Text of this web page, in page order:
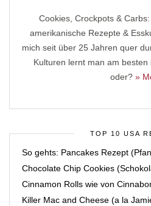
Cookies, Crockpots &
amerikanische Rezepte &
mich seit über 25 Jahren quer
Kulturen lernt man am
oder? »
TOP 10 USA
So gehts: Pancakes Rezept
Chocolate Chip Cookies
Cinnamon Rolls wie von
Killer Mac and Cheese (a la